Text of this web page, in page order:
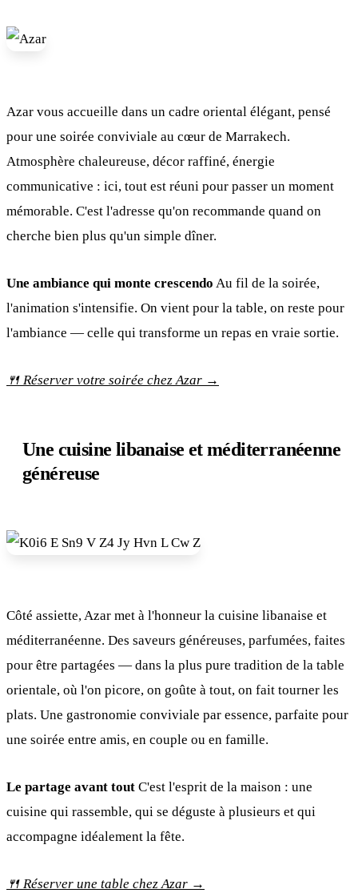
Azar vous accueille dans un cadre oriental élégant, pensé
pour une soirée conviviale au cœur de Marrakech.
Atmosphère chaleureuse, décor raffiné, énergie
communicative : ici, tout est réuni pour passer un moment
mémorable. C'est l'adresse qu'on recommande quand on
cherche bien plus qu'un simple dîner.
Une ambiance qui monte crescendo Au fil de la soirée,
l'animation s'intensifie. On vient pour la table, on reste pour
l'ambiance — celle qui transforme un repas en vraie sortie.
🍴 Réserver votre soirée chez Azar →
Une cuisine libanaise et méditerranéenne
généreuse
Côté assiette, Azar met à l'honneur la cuisine libanaise et
méditerranéenne. Des saveurs généreuses, parfumées, faites
pour être partagées — dans la plus pure tradition de la table
orientale, où l'on picore, on goûte à tout, on fait tourner les
plats. Une gastronomie conviviale par essence, parfaite pour
une soirée entre amis, en couple ou en famille.
Le partage avant tout C'est l'esprit de la maison : une
cuisine qui rassemble, qui se déguste à plusieurs et qui
accompagne idéalement la fête.
🍴 Réserver une table chez Azar →